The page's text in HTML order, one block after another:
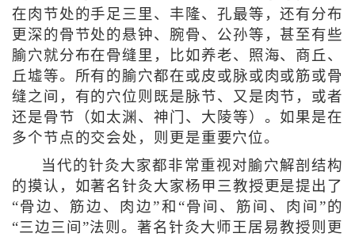
在肉节处的手足三里、丰隆、孔最等，还有分布
更深的骨节处的悬钟、腕骨、公孙等，甚至有些
腧穴就分布在骨缝里，比如养老、照海、商丘、
丘墟等。所有的腧穴都在或皮或脉或肉或筋或骨
缝之间，有的穴位则既是脉节、又是肉节，或者
还是骨节（如太渊、神门、大陵等）。如果是在
多个节点的交会处，则更是重要穴位。
当代的针灸大家都非常重视对腧穴解剖结构
的摸认，如著名针灸大家杨甲三教授更是提出了
“骨边、筋边、肉边”和“骨间、筋间、肉间”的
“三边三间”法则。著名针灸大师王居易教授则更